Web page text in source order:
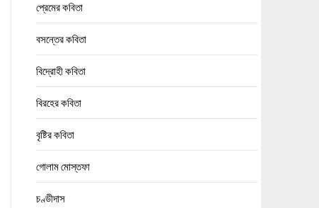
প্রেমের কবিতা
বসন্তের কবিতা
বিদ্রোহী কবিতা
বিরহের কবিতা
বৃষ্টির কবিতা
গোলাম মোস্তফা
চণ্ডীদাস